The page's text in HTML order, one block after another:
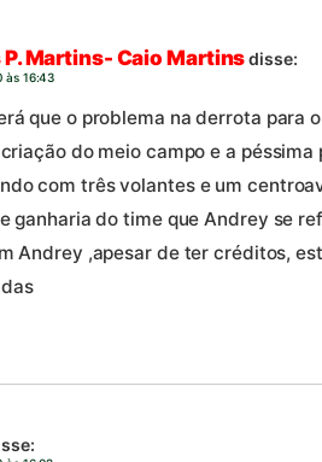
Martins- Caio Martinsdisse:
às 16:43
que o problema na derrota para
do meio campo e a
com três volantes e um
ganharia do time que Andrey se
Andrey ,apesar de ter créditos,